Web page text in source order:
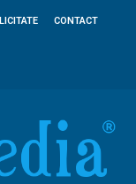
CONTACT